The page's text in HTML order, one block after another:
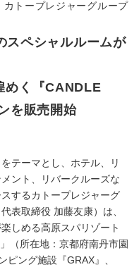
カトープレジャーグループ
スペシャルルームが
めく『CANDLE
を販売開始
テーマとし、ホテル、リ
ント、リバークルーズな
するカトープレジャーグ
表取締役 加藤友康）は、
しめる高原スパリゾート
（所在地：京都府南丹市園
ング施設『GRAX』、